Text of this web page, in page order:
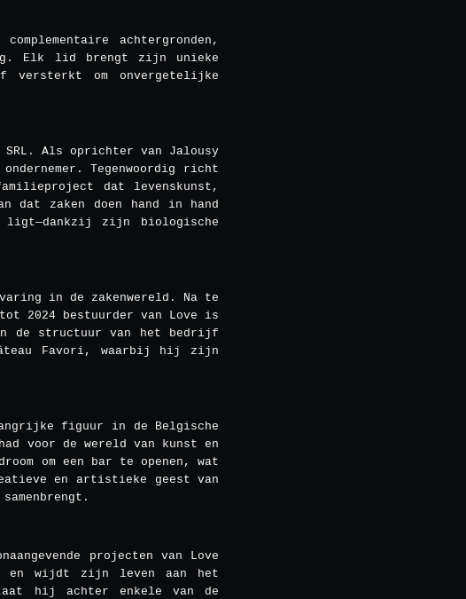
achtergronden,
Elk lid brengt zijn unieke
om onvergetelijke
Als oprichter van Jalousy
Tegenwoordig richt
dat levenskunst,
dat zaken doen hand in hand
ligt—dankzij zijn biologische
in de zakenwereld. Na te
2024 bestuurder van Love is
de structuur van het bedrijf
Favori, waarbij hij zijn
figuur in de Belgische
voor de wereld van kunst en
om een bar te openen, wat
en artistieke geest van
projecten van Love
en wijdt zijn leven aan het
hij achter enkele van de